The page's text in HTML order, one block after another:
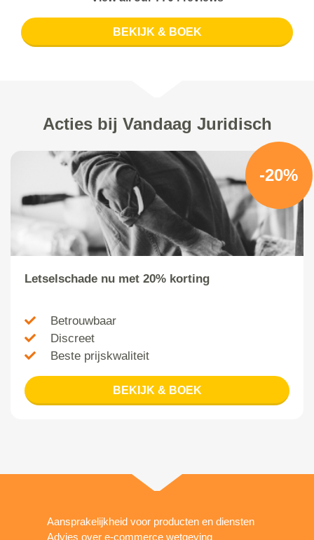
BEKIJK & BOEK
Acties bij Vandaag Juridisch
-20%
Letselschade nu met 20% korting
Betrouwbaar
Discreet
Beste prijskwaliteit
BEKIJK & BOEK
Aansprakelijkheid voor producten en diensten
Advies over e-commerce wetgeving